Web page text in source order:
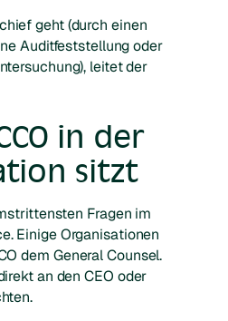
geht (durch einen
Auditfeststellung oder
leitet der
in der
sitzt
Fragen im
Einige Organisationen
dem General Counsel.
an den CEO oder